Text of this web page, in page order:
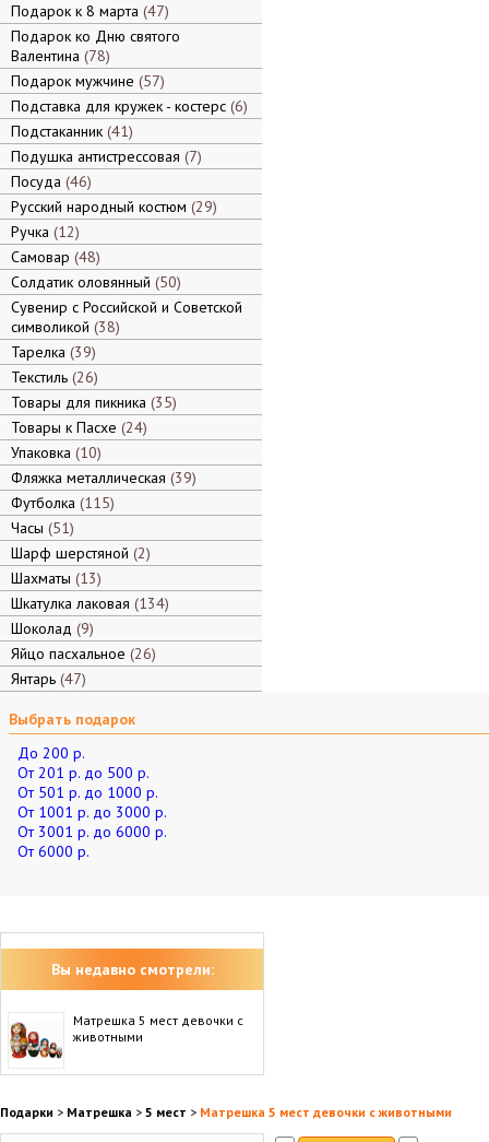
Подарок к 8 марта 47
Подарок ко Дню святого
Валентина 78
Подарок мужчине 57
Подставка для кружек - костерс 6
Подстаканник 41
Подушка антистрессовая 7
Посуда 46
Русский народный костюм 29
Ручка 12
Самовар 48
Солдатик оловянный 50
Сувенир с Российской и Советской
символикой 38
Тарелка 39
Текстиль 26
Товары для пикника 35
Товары к Пасхе 24
Упаковка 10
Фляжка металлическая 39
Футболка 115
Часы 51
Шарф шерстяной 2
Шахматы 13
Шкатулка лаковая 134
Шоколад 9
Яйцо пасхальное 26
Янтарь 47
Выбрать подарок
До 200 р.
От 201 р. до 500 р.
От 501 р. до 1000 р.
От 1001 р. до 3000 р.
От 3001 р. до 6000 р.
От 6000 р.
Вы недавно смотрели:
Матрешка 5 мест девочки с
животными
Подарки > Матрешка > 5 мест > Матрешка 5 мест девочки с животными